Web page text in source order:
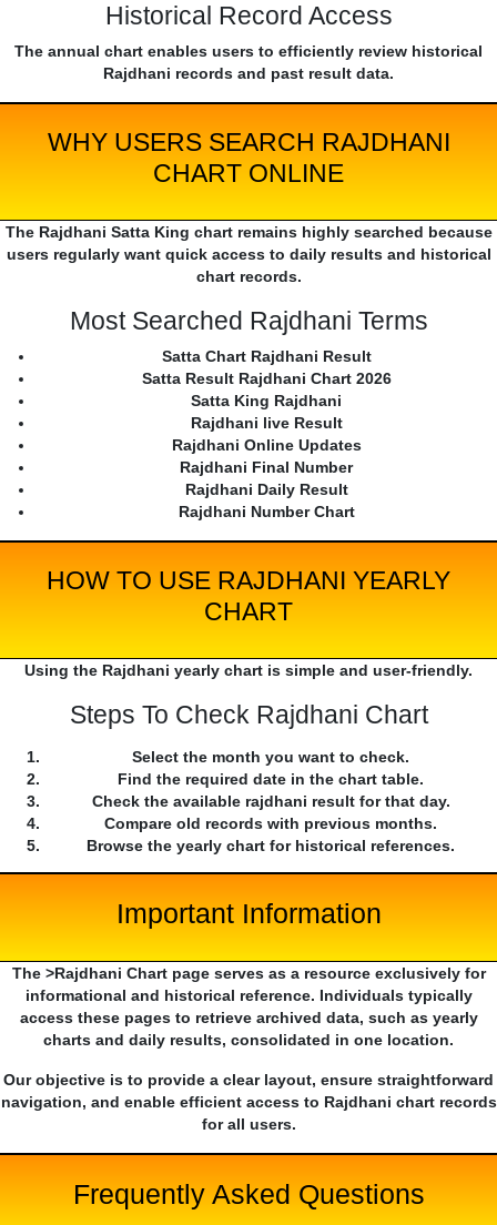
Historical Record Access
The annual chart enables users to efficiently review historical
Rajdhani records and past result data.
WHY USERS SEARCH RAJDHANI
CHART ONLINE
The Rajdhani Satta King chart remains highly searched because
users regularly want quick access to daily results and historical
chart records.
Most Searched Rajdhani Terms
Satta Chart Rajdhani Result
Satta Result Rajdhani Chart 2026
Satta King Rajdhani
Rajdhani live Result
Rajdhani Online Updates
Rajdhani Final Number
Rajdhani Daily Result
Rajdhani Number Chart
HOW TO USE RAJDHANI YEARLY
CHART
Using the Rajdhani yearly chart is simple and user-friendly.
Steps To Check Rajdhani Chart
Select the month you want to check.
Find the required date in the chart table.
Check the available rajdhani result for that day.
Compare old records with previous months.
Browse the yearly chart for historical references.
Important Information
The >Rajdhani Chart page serves as a resource exclusively for
informational and historical reference. Individuals typically
access these pages to retrieve archived data, such as yearly
charts and daily results, consolidated in one location.
Our objective is to provide a clear layout, ensure straightforward
navigation, and enable efficient access to Rajdhani chart records
for all users.
Frequently Asked Questions